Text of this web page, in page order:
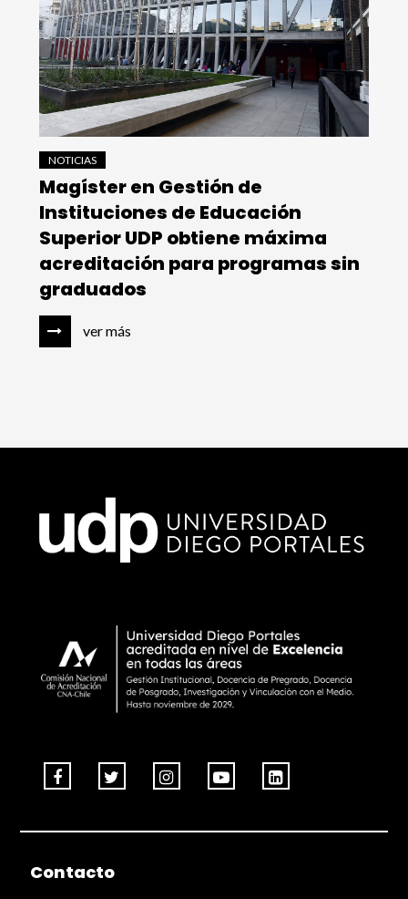
NOTICIAS
Magíster en Gestión de
Instituciones de Educación
Superior UDP obtiene máxima
acreditación para programas sin
graduados
ver más
Contacto